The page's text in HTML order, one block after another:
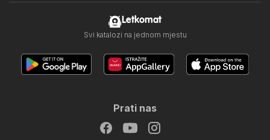
Letkomat
Svi katalozi na jednom mjestu
Prati nas